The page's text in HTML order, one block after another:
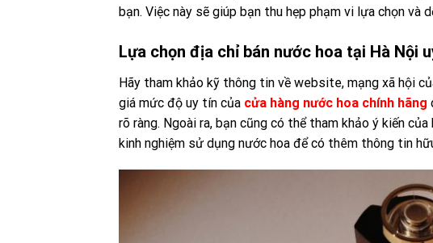
bạn. Việc này sẽ giúp bạn thu hẹp phạm vi lựa chọn và
Lựa chọn địa chỉ bán nước hoa tại Hà Nội
Hãy tham khảo kỹ thông tin về website, mạng xã hội
giá mức độ uy tín của cửa hàng nước hoa chính hãng
rõ ràng. Ngoài ra, bạn cũng có thể tham khảo ý kiến
kinh nghiệm sử dụng nước hoa để có thêm thông tin